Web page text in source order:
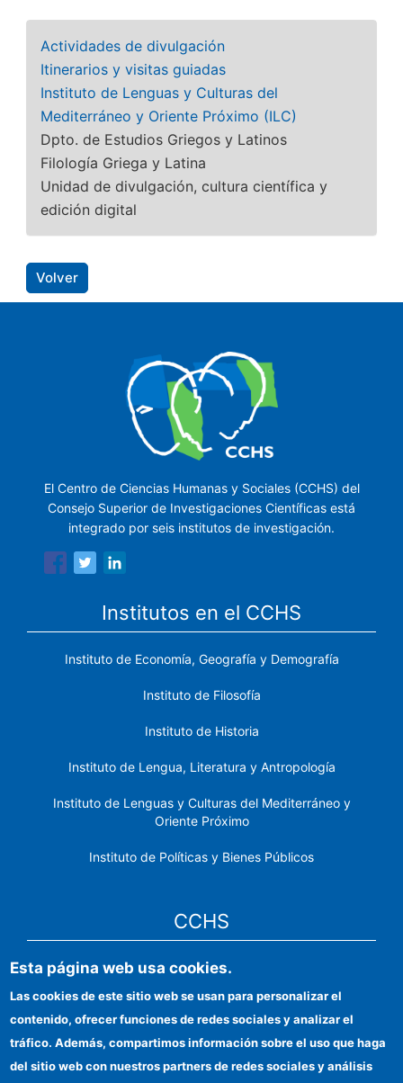
Actividades de divulgación
Itinerarios y visitas guiadas
Instituto de Lenguas y Culturas del
Mediterráneo y Oriente Próximo (ILC)
Dpto. de Estudios Griegos y Latinos
Filología Griega y Latina
Unidad de divulgación, cultura científica y
edición digital
Volver
El Centro de Ciencias Humanas y Sociales (CCHS) del
Consejo Superior de Investigaciones Científicas está
integrado por seis institutos de investigación.
Institutos en el CCHS
Instituto de Economía, Geografía y Demografía
Instituto de Filosofía
Instituto de Historia
Instituto de Lengua, Literatura y Antropología
Instituto de Lenguas y Culturas del Mediterráneo y
Oriente Próximo
Instituto de Políticas y Bienes Públicos
CCHS
Sede electrónica CSIC
Identidad institucional
Información para proveedores
Ayudas FEDER
Esta página web usa cookies.
Las cookies de este sitio web se usan para personalizar el
contenido, ofrecer funciones de redes sociales y analizar el
tráfico. Además, compartimos información sobre el uso que haga
del sitio web con nuestros partners de redes sociales y análisis